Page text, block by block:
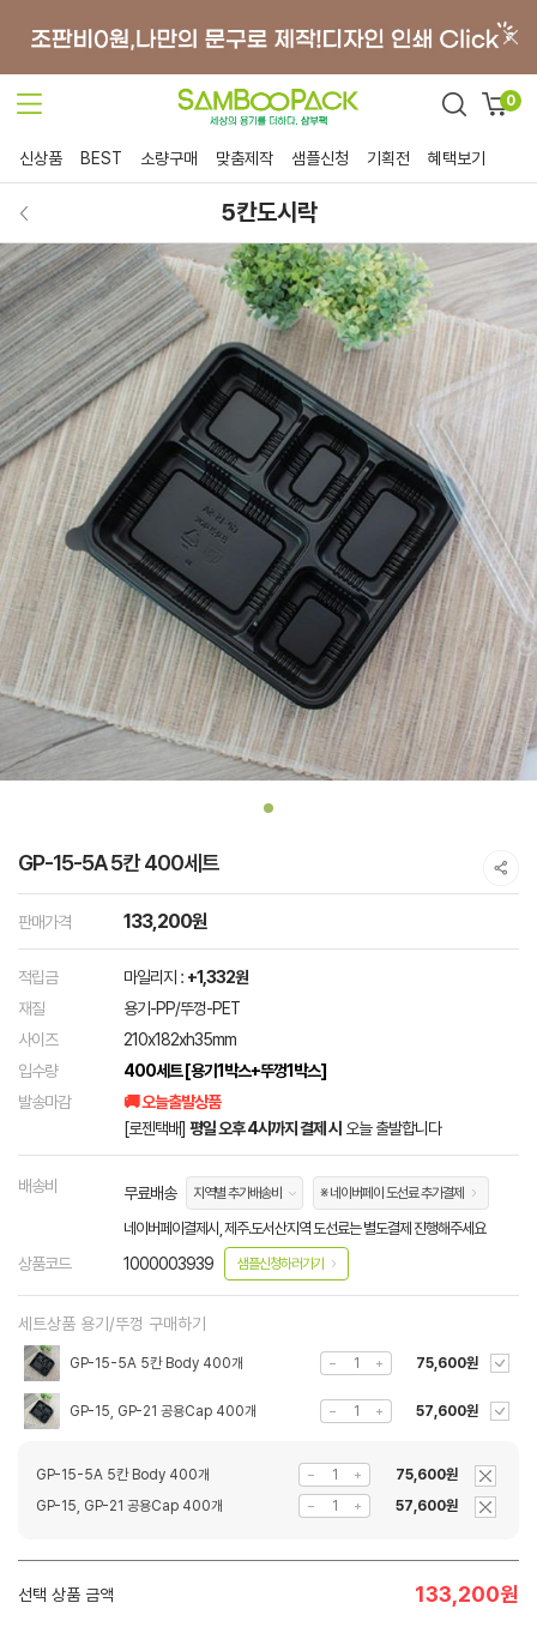
0
신상품 BEST 소량구매 맞춤제작 샘플신청 기획전 혜택보기
5칸도시락
GP-15-5A 5칸 400세트
판매가격 133,200원
적립금 마일리지 : +1,332원
재질
용기-PP/뚜껑-PET
사이즈
210x182xh35mm
입수량
400세트 [용기1박스+뚜껑1박스]
발송마감
🚚 오늘출발상품
[로젠택배] 평일 오후 4시까지 결제 시 오늘 출발합니다
배송비 무료배송 지역별 추가배송비 ※ 네이버페이 도선료 추가결제
네이버페이결제시, 제주.도서산지역 도선료는 별도결제 진행해주세요
상품코드 1000003939 샘플신청하러가기
세트상품 용기/뚜껑 구매하기
GP-15-5A 5칸 Body 400개 75,600원
GP-15, GP-21 공용Cap 400개 57,600원
GP-15-5A 5칸 Body 400개
75,600원
GP-15, GP-21 공용Cap 400개
57,600원
선택 상품 금액 133,200원